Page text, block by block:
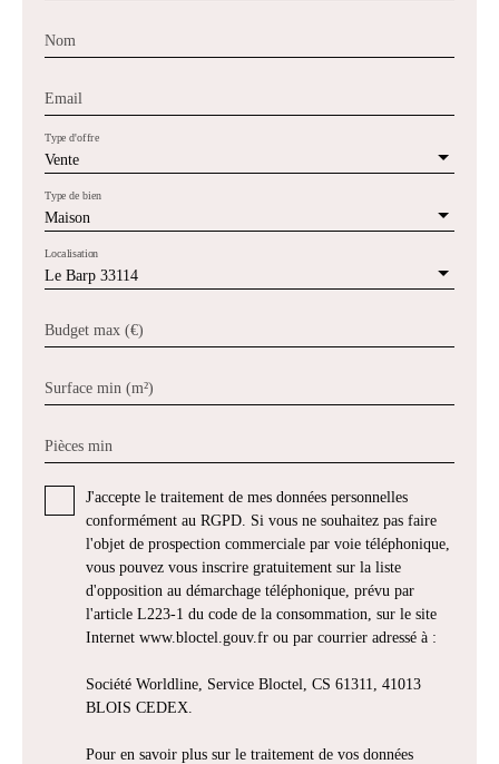
Nom
Email
Vente
Type d'offre
Maison
Type de bien
Le Barp 33114
Localisation
Budget max (€)
Surface min (m²)
Pièces min
J'accepte le traitement de mes données personnelles
conformément au RGPD. Si vous ne souhaitez pas faire
l'objet de prospection commerciale par voie téléphonique,
vous pouvez vous inscrire gratuitement sur la liste
d'opposition au démarchage téléphonique, prévu par
l'article L223-1 du code de la consommation, sur le site
Internet www.bloctel.gouv.fr ou par courrier adressé à :
Société Worldline, Service Bloctel, CS 61311, 41013
BLOIS CEDEX.
Pour en savoir plus sur le traitement de vos données